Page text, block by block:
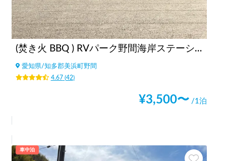
(焚き火 BBQ ) RVパーク野間海岸ステーション
愛知県/知多郡美浜町野間
4.67 (42)
¥3,500〜 /1泊
車中泊